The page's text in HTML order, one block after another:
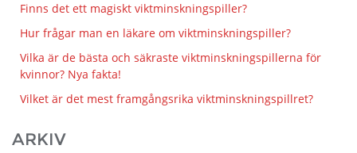
Finns det ett magiskt viktminskningspiller?
Hur frågar man en läkare om viktminskningspiller?
Vilka är de bästa och säkraste viktminskningspillerna för
kvinnor? Nya fakta!
Vilket är det mest framgångsrika viktminskningspillret?
ARKIV